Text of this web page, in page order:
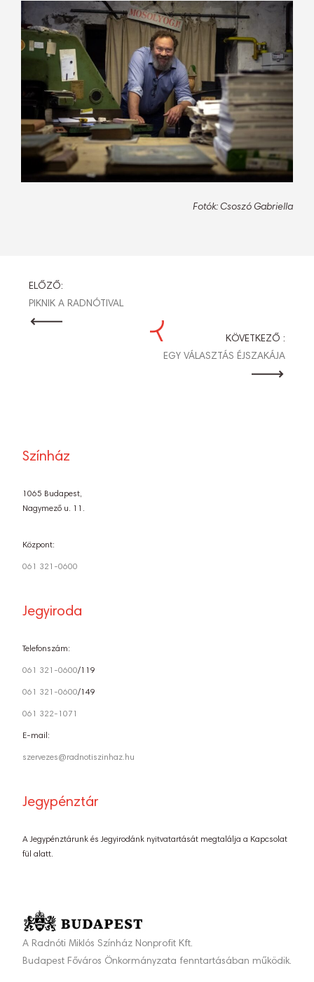
Fotók: Csoszó Gabriella
BEJEGYZÉS
NAVIGÁCIÓ
ELŐZŐ:
PIKNIK A RADNÓTIVAL
KÖVETKEZŐ :
EGY VÁLASZTÁS ÉJSZAKÁJA
Színház
1065 Budapest,
Nagymező u. 11.
Központ:
061 321-0600
Jegyiroda
Telefonszám:
061 321-0600/119
061 321-0600/149
061 322-1071
E-mail:
szervezes@radnotiszinhaz.hu
Jegypénztár
A Jegypénztárunk és Jegyirodánk nyitvatartását megtalálja a Kapcsolat
fül alatt.
A Radnóti Miklós Színház Nonprofit Kft.
Budapest Főváros Önkormányzata fenntartásában működik.